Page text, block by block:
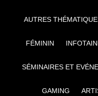
AUTRES
FÉMININ
SÉMINAIRES ET
GAMING